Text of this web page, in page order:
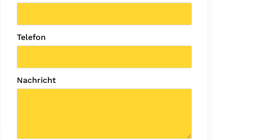
Telefon
Nachricht